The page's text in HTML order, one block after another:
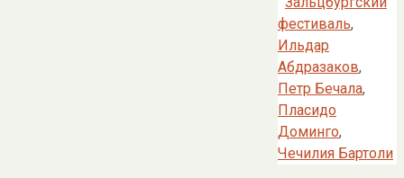
фестиваль,
Ильдар
Абдразаков,
Петр Бечала,
Пласидо
Доминго,
Чечилия Бартоли